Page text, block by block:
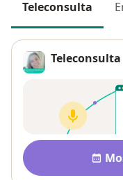
Teleconsulta
Teleconsulta
Disponibilidade